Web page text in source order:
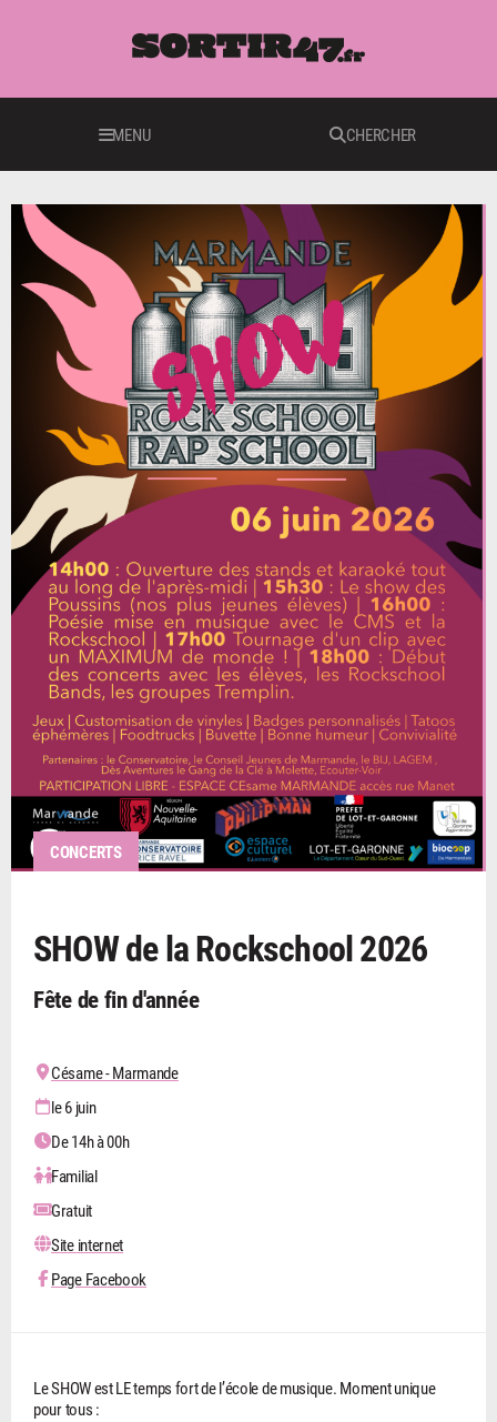
MENU CHERCHER
CONCERTS
SHOW de la Rockschool 2026
Fête de fin d'année
Césame - Marmande
le 6 juin
De 14h à 00h
Familial
Gratuit
Site internet
Page Facebook
Le SHOW est LE temps fort de l’école de musique. Moment unique
pour tous :